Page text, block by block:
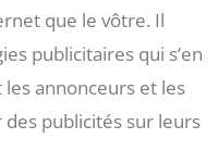
que le vôtre. Il
publicitaires qui s’en
annonceurs et les
publicités sur leurs